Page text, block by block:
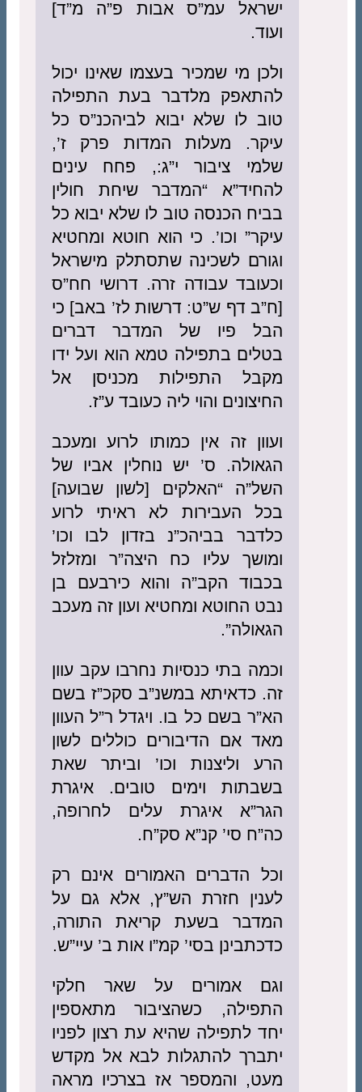
ישראל עמ”ס אבות פ”ה מ”ד]
ועוד.
ולכן מי שמכיר בעצמו שאינו יכול
להתאפק מלדבר בעת התפילה
טוב לו שלא יבוא לביהכנ”ס כל
עיקר. מעלות המדות פרק ז’,
שלמי ציבור י”ג:, פחח עינים
להחיד”א “המדבר שיחת חולין
בביח הכנסה טוב לו שלא יבוא כל
עיקר” וכו’. כי הוא חוטא ומחטיא
וגורם לשכינה שתסתלק מישראל
וכעובד עבודה זרה. דרושי חח”ס
[ח”ב דף ש”ט: דרשות לז’ באב] כי
הבל פיו של המדבר דברים
בטלים בתפילה טמא הוא ועל ידו
מקבל התפילות מכניסן אל
החיצונים והוי ליה כעובד ע”ז.
ועוון זה אין כמותו לרוע ומעכב
הגאולה. ס’ יש נוחלין אביו של
השל”ה “האלקים [לשון שבועה]
בכל העבירות לא ראיתי לרוע
כלדבר בביהכ”נ בזדון לבו וכו’
ומושך עליו כח היצה”ר ומזלזל
בכבוד הקב”ה והוא כירבעם בן
נבט החוטא ומחטיא ועון זה מעכב
הגאולה”.
וכמה בתי כנסיות נחרבו עקב עוון
זה. כדאיתא במשנ”ב סקכ”ז בשם
הא”ר בשם כל בו. ויגדל ר”ל העוון
מאד אם הדיבורים כוללים לשון
הרע וליצנות וכו’ וביתר שאת
בשבתות וימים טובים. איגרת
הגר”א איגרת עלים לחרופה,
כה”ח סי’ קנ”א סק”ח.
וכל הדברים האמורים אינם רק
לענין חזרת הש”ץ, אלא גם על
המדבר בשעת קריאת התורה,
כדכתבינן בסי’ קמ”ו אות ב’ עיי”ש.
וגם אמורים על שאר חלקי
התפילה, כשהציבור מתאספין
יחד לתפילה שהיא עת רצון לפניו
יתברך להתגלות לבא אל מקדש
מעט, והמספר אז בצרכיו מראה